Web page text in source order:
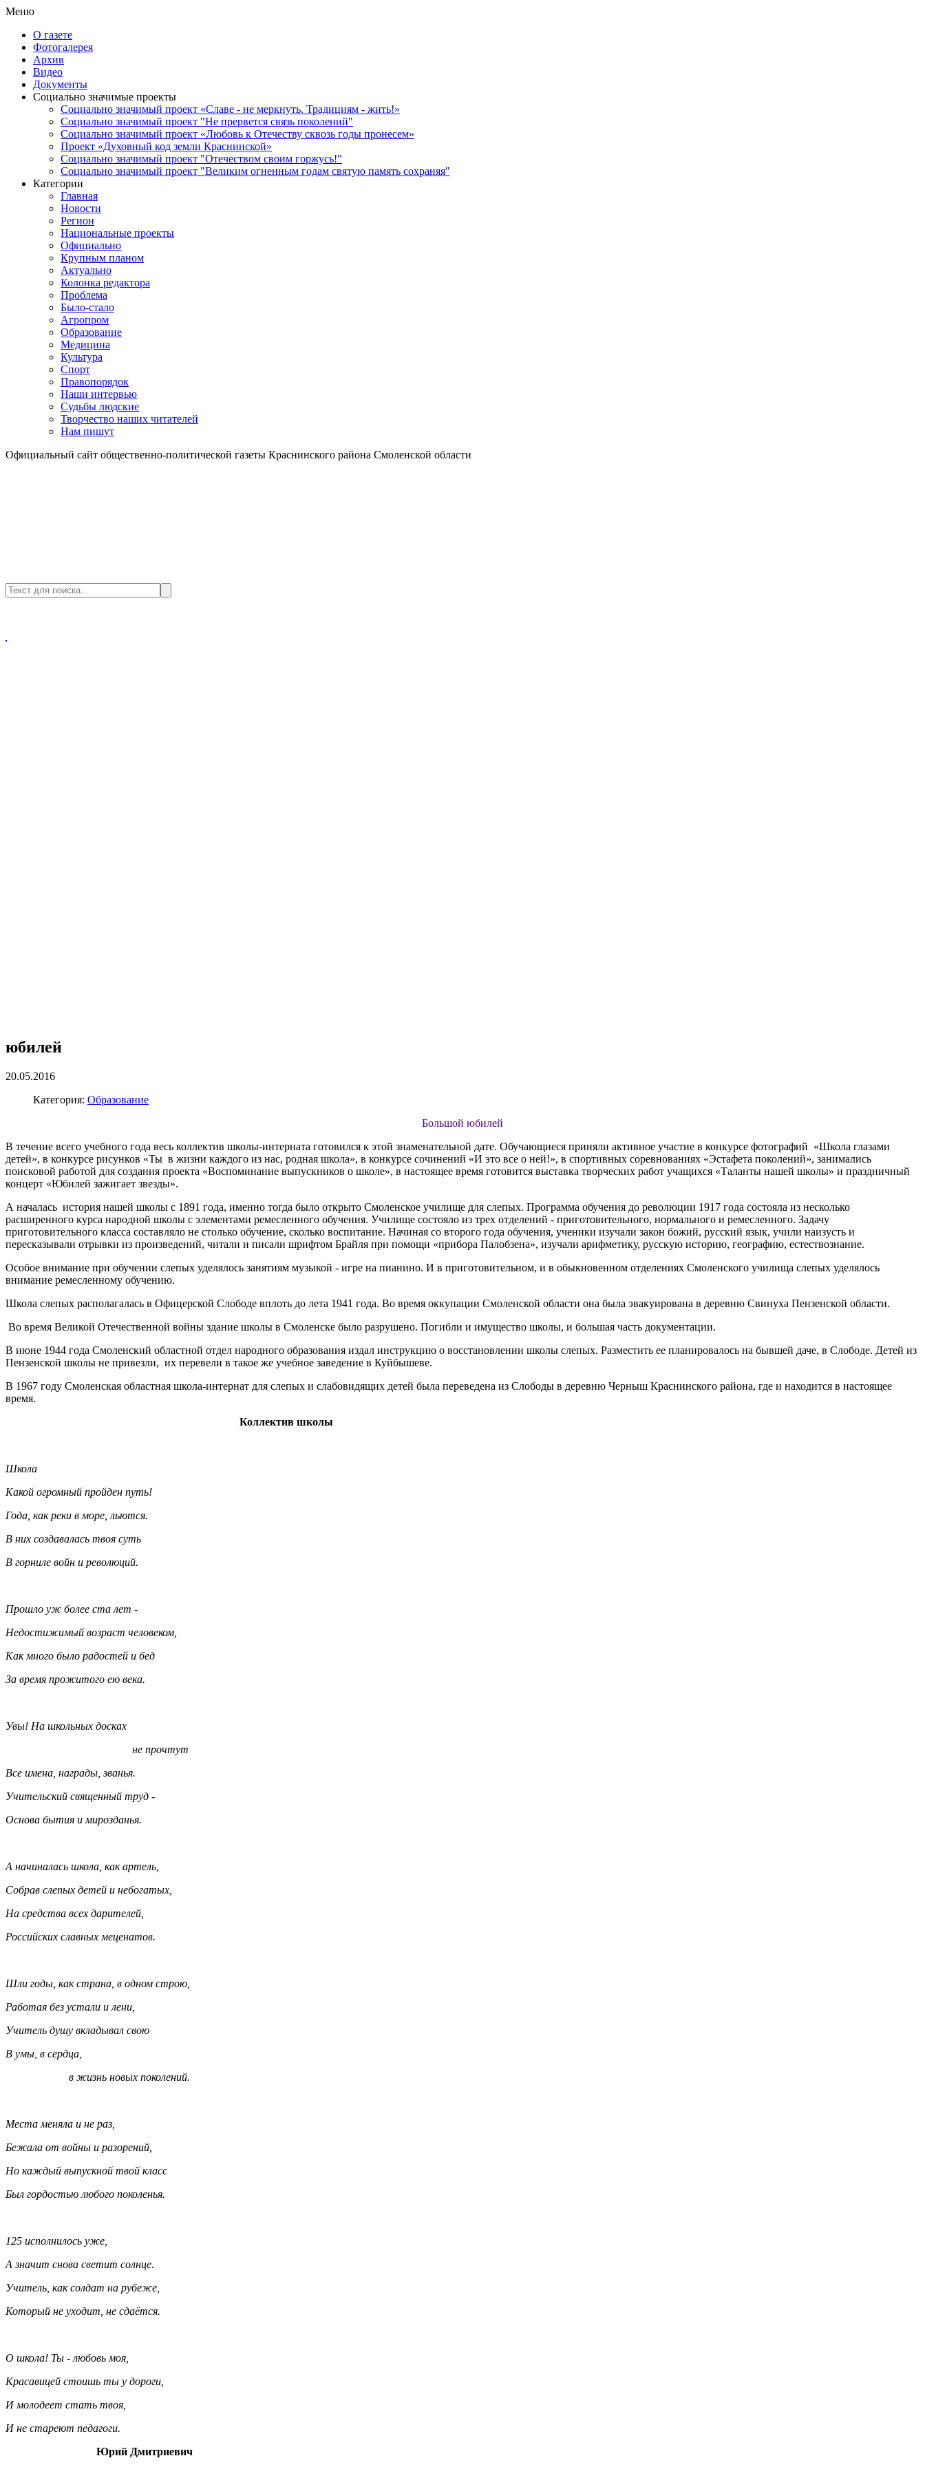
Меню
О газете
Фотогалерея
Архив
Видео
Документы
Социально значимые проекты
Социально значимый проект «Славе - не меркнуть. Традициям - жить!»
Социально значимый проект "Не прервется связь поколений"
Социально значимый проект «Любовь к Отечеству сквозь годы пронесем»
Проект «Духовный код земли Краснинской»
Социально значимый проект "Отечеством своим горжусь!"
Социально значимый проект "Великим огненным годам святую память сохраняя"
Категории
Главная
Новости
Регион
Национальные проекты
Официально
Крупным планом
Актуально
Колонка редактора
Проблема
Было-стало
Агропром
Образование
Медицина
Культура
Спорт
Правопорядок
Наши интервью
Судьбы людские
Творчество наших читателей
Нам пишут
Официальный сайт общественно-политической газеты Краснинского района Смоленской области
юбилей
20.05.2016
Категория: Образование
Большой юбилей
В течение всего учебного года весь коллектив школы-интерната готовился к этой знаменательной дате. Обучающиеся приняли активное участие в конкурсе фотографий «Школа глазами
детей», в конкурсе рисунков «Ты в жизни каждого из нас, родная школа», в конкурсе сочинений «И это все о ней!», в спортивных соревнованиях «Эстафета поколений», занимались
поисковой работой для создания проекта «Воспоминание выпускников о школе», в настоящее время готовится выставка творческих работ учащихся «Таланты нашей школы» и праздничный
концерт «Юбилей зажигает звезды».
А началась история нашей школы с 1891 года, именно тогда было открыто Смоленское училище для слепых. Программа обучения до революции 1917 года состояла из несколько
расширенного курса народной школы с элементами ремесленного обучения. Училище состояло из трех отделений - приготовительного, нормального и ремесленного. Задачу
приготовительного класса составляло не столько обучение, сколько воспитание. Начиная со второго года обучения, ученики изучали закон божий, русский язык, учили наизусть и
пересказывали отрывки из произведений, читали и писали шрифтом Брайля при помощи «прибора Палобзена», изучали арифметику, русскую историю, географию, естествознание.
Особое внимание при обучении слепых уделялось занятиям музыкой - игре на пианино. И в приготовительном, и в обыкновенном отделениях Смоленского училища слепых уделялось
внимание ремесленному обучению.
Школа слепых располагалась в Офицерской Слободе вплоть до лета 1941 года. Во время оккупации Смоленской области она была эвакуирована в деревню Свинуха Пензенской области.
Во время Великой Отечественной войны здание школы в Смоленске было разрушено. Погибли и имущество школы, и большая часть документации.
В июне 1944 года Смоленский областной отдел народного образования издал инструкцию о восстановлении школы слепых. Разместить ее планировалось на бывшей даче, в Слободе. Детей из
Пензенской школы не привезли, их перевели в такое же учебное заведение в Куйбышеве.
В 1967 году Смоленская областная школа-интернат для слепых и слабовидящих детей была переведена из Слободы в деревню Черныш Краснинского района, где и находится в настоящее
время.
Коллектив школы
Школа
Какой огромный пройден путь!
Года, как реки в море, льются.
В них создавалась твоя суть
В горниле войн и революций.
Прошло уж более ста лет -
Недостижимый возраст человеком,
Как много было радостей и бед
За время прожитого ею века.
Увы! На школьных досках
не прочтут
Все имена, награды, званья.
Учительский священный труд -
Основа бытия и мирозданья.
А начиналась школа, как артель,
Собрав слепых детей и небогатых,
На средства всех дарителей,
Российских славных меценатов.
Шли годы, как страна, в одном строю,
Работая без устали и лени,
Учитель душу вкладывал свою
В умы, в сердца,
в жизнь новых поколений.
Места меняла и не раз,
Бежала от войны и разорений,
Но каждый выпускной твой класс
Был гордостью любого поколенья.
125 исполнилось уже,
А значит снова светит солнце.
Учитель, как солдат на рубеже,
Который не уходит, не сдаётся.
О школа! Ты - любовь моя,
Красавицей стоишь ты у дороги,
И молодеет стать твоя,
И не стареют педагоги.
Юрий Дмитриевич